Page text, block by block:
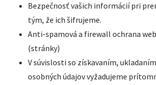
Bezpečnosť vašich informácií pri
tým, že ich šifrujeme.
Anti-spamová a firewall ochrana
(stránky)
V súvislosti so získavaním,
osobných údajov vyžadujeme